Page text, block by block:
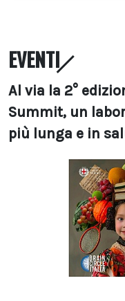
EVENTI
Al via la 2°
Summit, un
più lunga e in